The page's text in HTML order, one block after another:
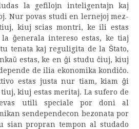
la gefilojn inteligentajn kaj
Nur povas studi en lernejoj mez-
kiuj scias montri, ke ili estas
ĝenerala intereso estas, ke tiaj
tenata kaj reguligita de la Ŝtato,
estas, ke en ĝi studu ĉiuj, kiuj
de ilia ekonomika kondiĉo.
estas justa nur tiam, kiam ĝi
kiuj estas meritaj. La sufero de
utili speciale por doni al
sendependecon bezonata por
sian propran tempon al studado